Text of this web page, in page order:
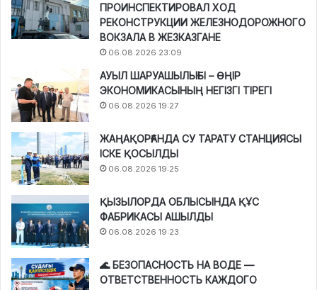
ПРОИНСПЕКТИРОВАЛ ХОД
РЕКОНСТРУКЦИИ ЖЕЛЕЗНОДОРОЖНОГО
ВОКЗАЛА В ЖЕЗКАЗГАНЕ
06.08.2026 23:09
АУЫЛ ШАРУАШЫЛЫҒЫ – ӨҢІР
ЭКОНОМИКАСЫНЫҢ НЕГІЗГІ ТІРЕГІ
06.08.2026 19:27
ЖАҢАҚОРҒАНДА СУ ТАРАТУ СТАНЦИЯСЫ
ІСКЕ ҚОСЫЛДЫ
06.08.2026 19:25
ҚЫЗЫЛОРДА ОБЛЫСЫНДА ҚҰС
ФАБРИКАСЫ АШЫЛДЫ
06.08.2026 19:23
🌊 БЕЗОПАСНОСТЬ НА ВОДЕ —
ОТВЕТСТВЕННОСТЬ КАЖДОГО